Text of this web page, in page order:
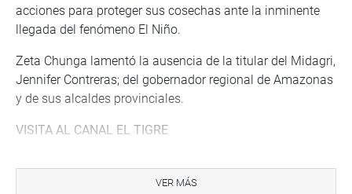
acciones para proteger sus cosechas ante la inminente
llegada del fenómeno El Niño.
Zeta Chunga lamentó la ausencia de la titular del Midagri,
Jennifer Contreras; del gobernador regional de Amazonas
y de sus alcaldes provinciales.
VISITA AL CANAL EL TIGRE
sus colegas parlamentarias realizaron una visita al canal
VER MÁS